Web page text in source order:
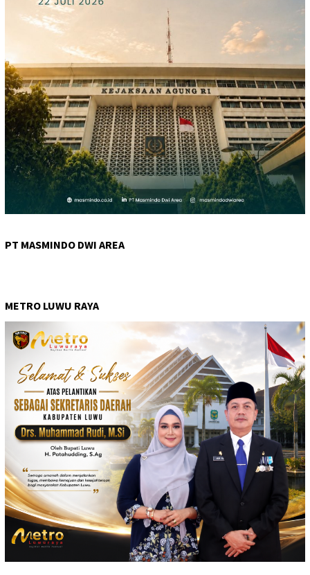
PT MASMINDO DWI AREA
METRO LUWU RAYA